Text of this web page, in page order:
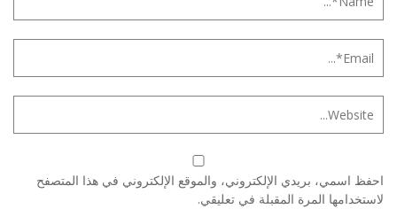
احفظ اسمي، بريدي الإلكتروني، والموقع الإلكتروني في هذا المتصفح
لاستخدامها المرة المقبلة في تعليقي.